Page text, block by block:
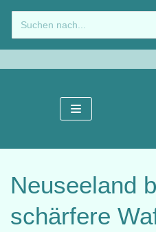
Zum
Inhalt
springen
Neuseeland
schärfere